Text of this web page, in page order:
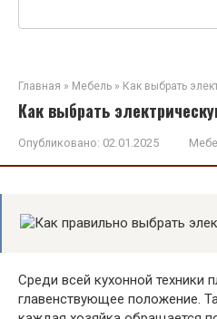
Главная » Мебель » Как выбрать
Как выбрать
Опубликовано: 02.01.2025
Среди всей кухонной техники
главенствующее положение.